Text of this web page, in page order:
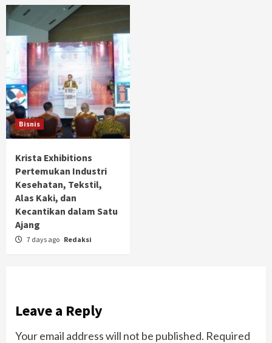
Bisnis
Krista Exhibitions
Pertemukan Industri
Kesehatan, Tekstil,
Alas Kaki, dan
Kecantikan dalam Satu
Ajang
7 days ago Redaksi
Leave a Reply
Your email address will not be published. Required